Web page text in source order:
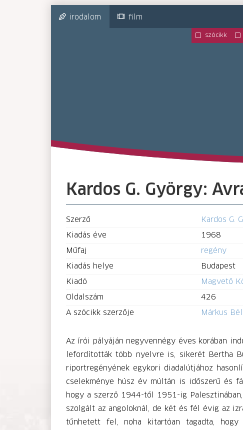
irodalom film
szócikk
Kardos G. György:
Szerző Kardos G.
Kiadás éve 1968
Műfaj regény
Kiadás helye Budapest
Kiadó Magvető
Oldalszám 426
A szócikk szerzője Márkus
Az írói pályáján negyvennégy éves korában
lefordították több nyelvre is, sikerét Bertha
riportregényének egykori diadalútjához
cselekménye húsz év múltán is időszerű és
hogy a szerző 1944-től 1951-ig
szolgált az angoloknál, de két és fél évig az
tűnhetett fel, noha kitartóan tagadta,